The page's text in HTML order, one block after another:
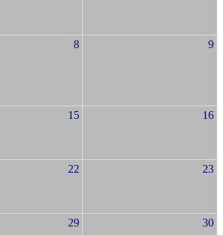
8 9
15 16
22 23
29 30